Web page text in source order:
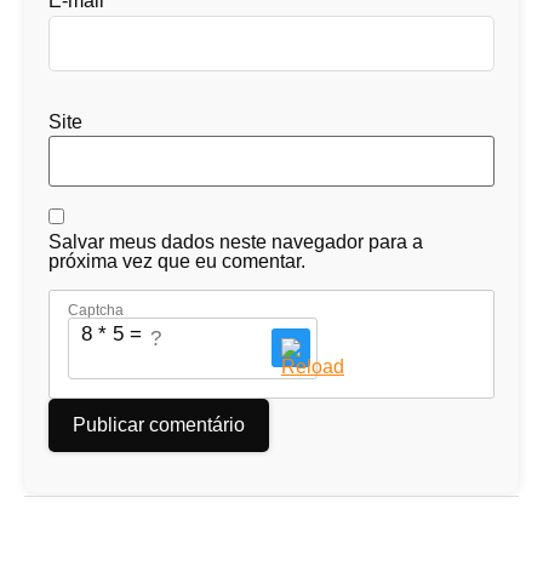
Site
Salvar meus dados neste navegador para a
próxima vez que eu comentar.
Captcha
8 * 5 = ?